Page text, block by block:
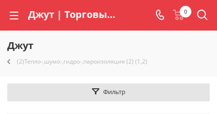
Джут | Торговый дом «Радогора» 0
Джут
(2)Тепло-,шумо-,гидро-,пароизоляция (2) (1,2)
Фильтр